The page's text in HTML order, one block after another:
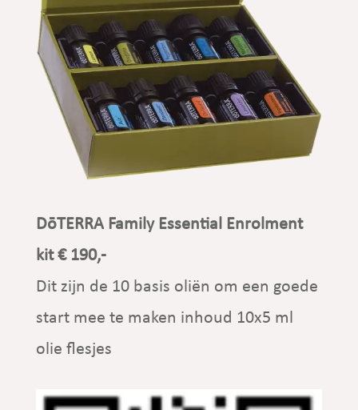
DōTERRA Family Essential Enrolment
kit€ 190,-
Dit zijn de 10 basis oliën om een goede
start mee te maken inhoud 10x5 ml
olie flesjes